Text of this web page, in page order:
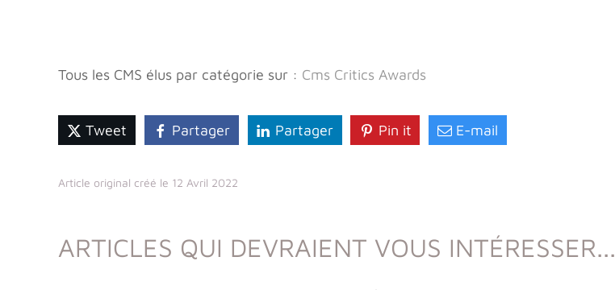
Tous les CMS élus par catégorie sur : Cms Critics Awards
Tweet Partager Partager Pin it E-mail
Article original créé le 12 Avril 2022
ARTICLES QUI DEVRAIENT VOUS INTÉRESSER...